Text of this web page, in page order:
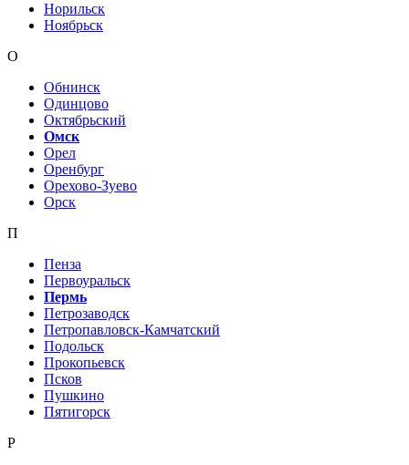
Норильск
Ноябрьск
О
Обнинск
Одинцово
Октябрьский
Омск
Орел
Оренбург
Орехово-Зуево
Орск
П
Пенза
Первоуральск
Пермь
Петрозаводск
Петропавловск-Камчатский
Подольск
Прокопьевск
Псков
Пушкино
Пятигорск
Р